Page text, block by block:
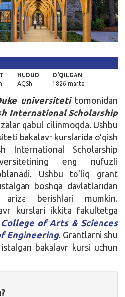
HUDUD
AQSh
O'QILGAN
1826 marta
universitetitomonidan
International Scholarship
qabul qilinmoqda. Ushbu
bakalavr kurslarida o’qish
International Scholarship
eng nufuzli
Ushbu to’liq grant
boshqa davlatlaridan
ariza berishlari mumkin.
kurslari ikkita fakultetga
of Arts & Sciences
Engineering. Grantlarni shu
bakalavr kursi uchun